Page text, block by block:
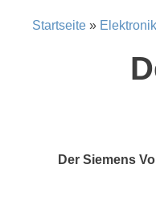
Startseite » Elektronik
Der Siemens